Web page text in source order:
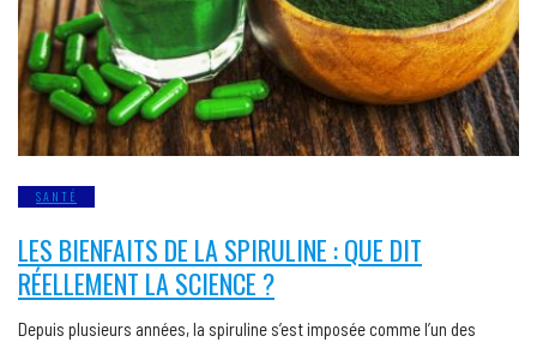
SANTÉ
LES BIENFAITS DE LA SPIRULINE : QUE DIT
RÉELLEMENT LA SCIENCE ?
Depuis plusieurs années, la spiruline s’est imposée comme l’un des